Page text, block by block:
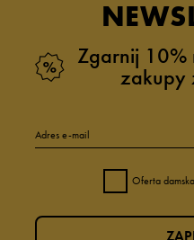
Zgarnij 10%
zakupy
Adres e-mail
Oferta damska